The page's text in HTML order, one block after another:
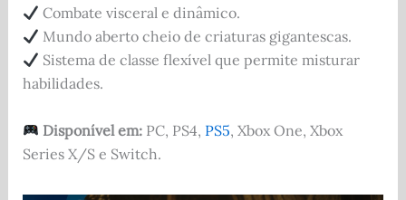
Combate visceral e dinâmico.
Mundo aberto cheio de criaturas gigantescas.
Sistema de classe flexível que permite misturar
habilidades.
Disponível em:PC, PS4, PS5, Xbox One, Xbox
Series X/S e Switch.